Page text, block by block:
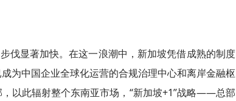
伐显著加快。在这一浪潮中，新加坡凭借成熟的制度
为中国企业全球化运营的合规治理中心和离岸金融枢
以此辐射整个东南亚市场，“新加坡+1”战略——总部